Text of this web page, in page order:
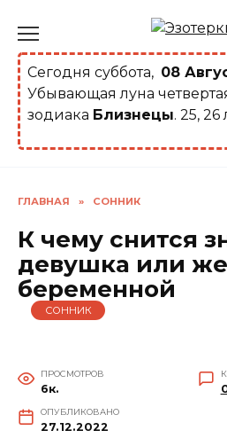
содержанию
Сегодня суббота, 08
Убывающая луна
зодиака Близнецы. 25,
ГЛАВНАЯ » СОННИК
К чему снится
девушка или
беременной
СОННИК
ПРОСМОТРОВ
6к.
ОПУБЛИКОВАНО
27.12.2022